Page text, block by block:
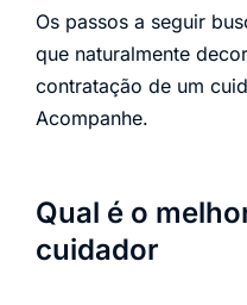
Os passos a seguir
que naturalmente
contratação de um
Acompanhe.
Qual é o
cuidador